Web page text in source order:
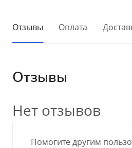
Отзывы Оплата
Отзывы
Помогите другим
Нет отзывов